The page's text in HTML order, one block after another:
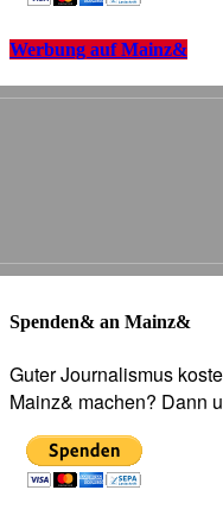
Werbung auf Mainz&
Spenden& an Mainz&
Guter Journalismus
Mainz& machen? Dann